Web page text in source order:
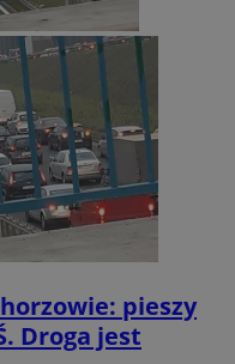
pieszy
Droga jest